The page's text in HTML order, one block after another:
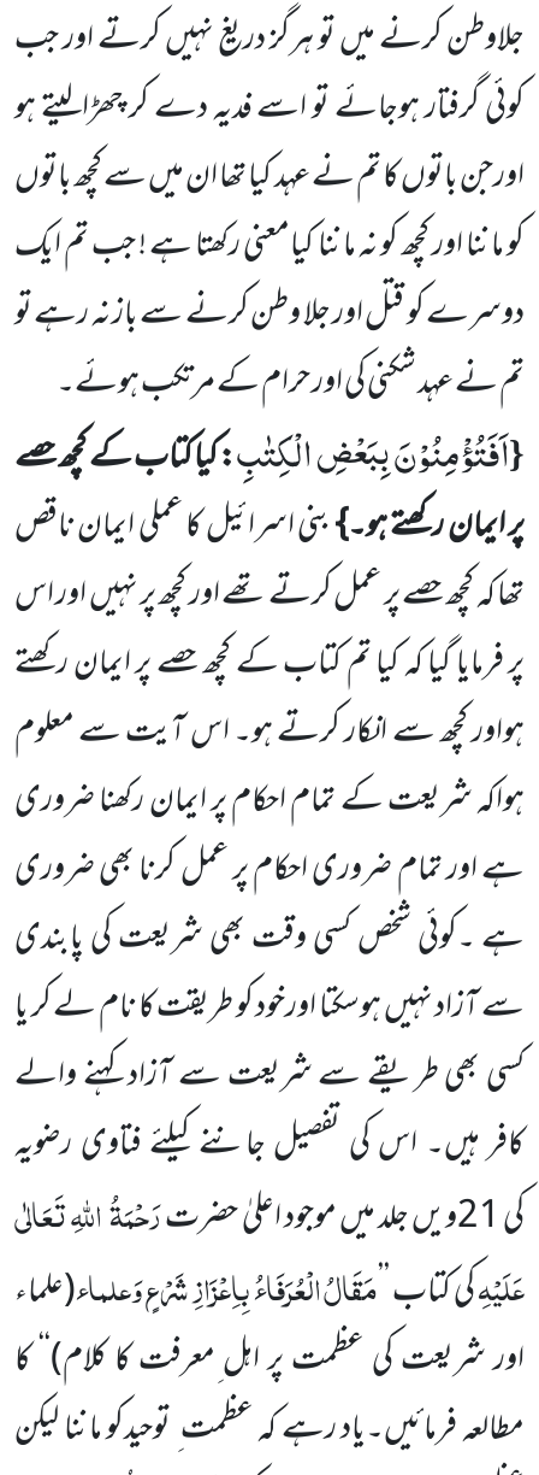
جلاوطن کرنے میں تو ہرگز دریغ نہیں کرتے اور جب
کوئی گرفتار ہوجائے تو اسے فدیہ دے کر چھڑالیتے ہو
اورجن باتوں کا تم نے عہد کیا تھا ان میں سے کچھ باتوں
کو ماننا اور کچھ کو نہ ماننا کیامعنی رکھتا ہے ! جب تم ایک
دوسرے کو قتل اور جلا وطن کرنے سے باز نہ رہے تو
تم نے عہد شکنی کی اور حرام کے مرتکب ہوئے۔
{اَفَتُؤْمِنُوْنَ بِبَعْضِ الْكِتٰبِ: کیا کتاب کے کچھ حصے
پر ایمان رکھتے ہو۔}بنی اسرائیل کا عملی ایمان ناقص
تھا کہ کچھ حصے پر عمل کرتے تھے اور کچھ پر نہیں اور اس
پر فرمایا گیا کہ کیا تم کتاب کے کچھ حصے پر ایمان رکھتے
ہواور کچھ سے انکار کرتے ہو۔ اس آیت سے معلوم
ہواکہ شریعت کے تمام احکام پر ایمان رکھنا ضروری
ہے اور تمام ضروری احکام پر عمل کرنا بھی ضروری
ہے ۔کوئی شخص کسی وقت بھی شریعت کی پابندی
سے آزاد نہیں ہوسکتا اورخود کو طریقت کا نام لے کر یا
کسی بھی طریقے سے شریعت سے آزاد کہنے والے
کافر ہیں۔ اس کی تفصیل جاننے کیلئے فتاوی رضویہ
کی21ویں جلد میں موجود اعلیٰ حضرترَحْمَۃُاللہِ تَعَالٰی
عَلَیْہِکی کتاب ’’مَقَالُ الْعُرَفَاءُ بِاِعْزَازِ شَرْعٍ وَعلماء(علماء
اور شریعت کی عظمت پر اہل ِمعرفت کا کلام)‘‘ کا
مطالعہ فرمائیں۔یاد رہے کہ عظمت ِ توحیدکو ماننا لیکن